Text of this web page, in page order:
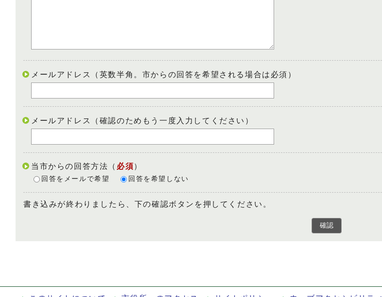
メールアドレス（英数半角。市からの回答を希望される場合は必須）
メールアドレス（確認のためもう一度入力してください）
当市からの回答方法 （ 必須）
回答をメールで希望 回答を希望しない
書き込みが終わりましたら、下の確認ボタンを押してください。
確認